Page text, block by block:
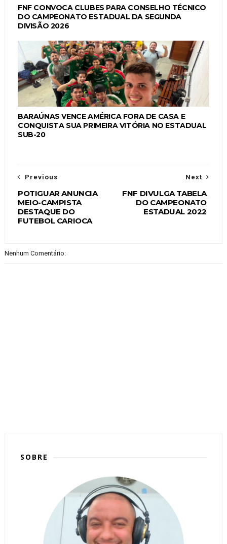
FNF CONVOCA CLUBES PARA CONSELHO TÉCNICO
DO CAMPEONATO ESTADUAL DA SEGUNDA
DIVISÃO 2026
BARAÚNAS VENCE AMÉRICA FORA DE CASA E
CONQUISTA SUA PRIMEIRA VITÓRIA NO ESTADUAL
SUB-20
Next
FNF DIVULGA TABELA
DO CAMPEONATO
ESTADUAL 2022
Previous
POTIGUAR ANUNCIA
MEIO-CAMPISTA
DESTAQUE DO
FUTEBOL CARIOCA
Nenhum Comentário:
SOBRE